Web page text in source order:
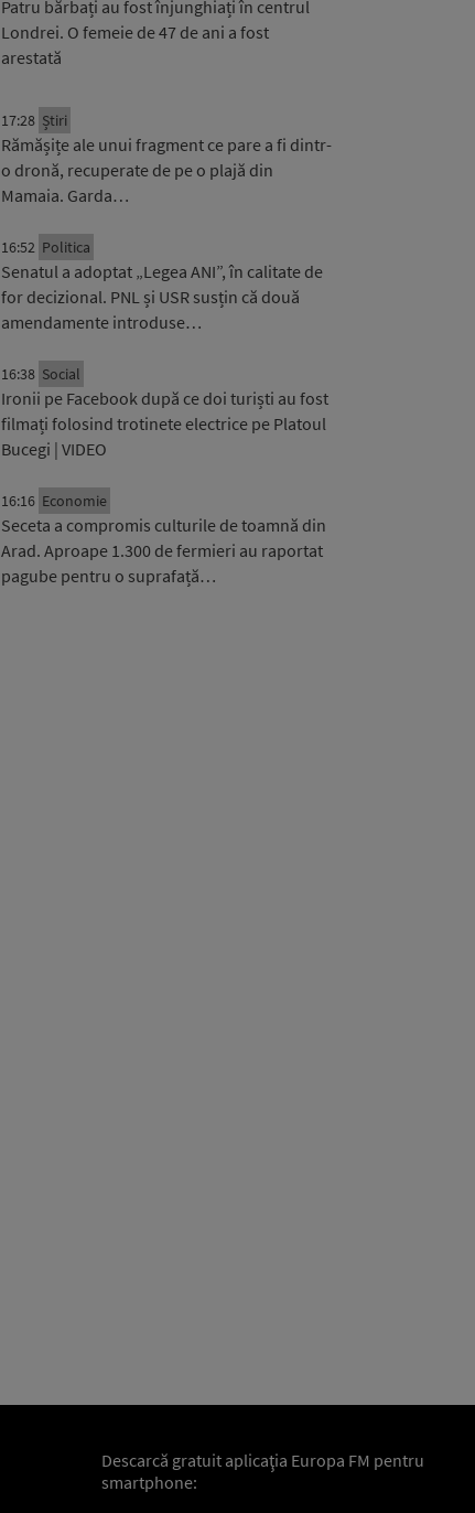
Patru bărbați au fost înjunghiați în centrul
Londrei. O femeie de 47 de ani a fost
arestată
17:28 Știri
Rămășițe ale unui fragment ce pare a fi dintr-
o dronă, recuperate de pe o plajă din
Mamaia. Garda…
16:52 Politica
Senatul a adoptat „Legea ANI”, în calitate de
for decizional. PNL și USR susțin că două
amendamente introduse…
16:38 Social
Ironii pe Facebook după ce doi turiști au fost
filmați folosind trotinete electrice pe Platoul
Bucegi | VIDEO
16:16 Economie
Seceta a compromis culturile de toamnă din
Arad. Aproape 1.300 de fermieri au raportat
pagube pentru o suprafață…
Descarcă gratuit aplicaţia Europa FM pentru
smartphone: